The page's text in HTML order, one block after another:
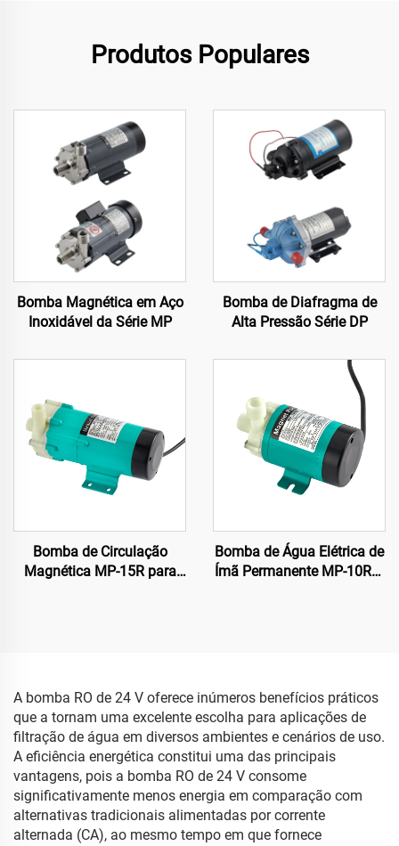
Produtos Populares
Bomba Magnética em Aço
Inoxidável da Série MP
Bomba de Diafragma de
Alta Pressão Série DP
Bomba de Circulação
Magnética MP-15R para
Bomba de Água Elétrica de
Ímã Permanente MP-10RM
OEM
A bomba RO de 24 V oferece inúmeros benefícios práticos
que a tornam uma excelente escolha para aplicações de
filtração de água em diversos ambientes e cenários de uso.
A eficiência energética constitui uma das principais
vantagens, pois a bomba RO de 24 V consome
significativamente menos energia em comparação com
alternativas tradicionais alimentadas por corrente
alternada (CA), ao mesmo tempo em que fornece